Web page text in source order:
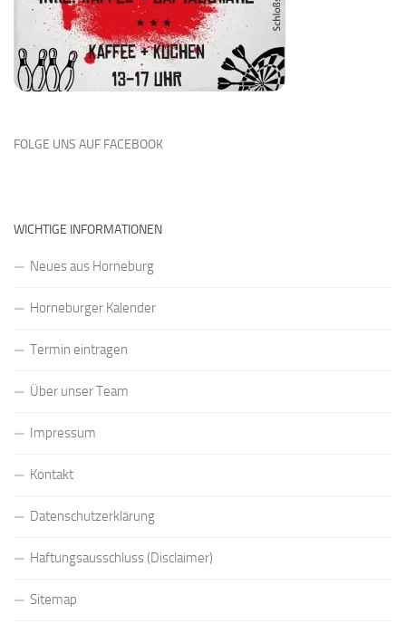
FOLGE UNS AUF FACEBOOK
WICHTIGE INFORMATIONEN
Neues aus Horneburg
Horneburger Kalender
Termin eintragen
Über unser Team
Impressum
Kontakt
Datenschutzerklärung
Haftungsausschluss (Disclaimer)
Sitemap